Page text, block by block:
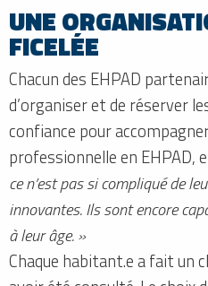
UNE
FICELÉE
Chacun des EHPAD
d’organiser et de réserver
confiance pour
professionnelle en EHPAD,
ce n’est pas si compliqué de
innovantes. Ils sont encore
à leur âge. »
Chaque habitant.e a fait un